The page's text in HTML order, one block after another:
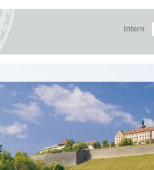
Intern